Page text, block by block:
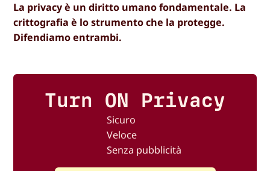
La privacy è un diritto umano fondamentale. La
crittografia è lo strumento che la protegge.
Difendiamo entrambi.
Turn ON Privacy
Sicuro
Veloce
Senza pubblicità